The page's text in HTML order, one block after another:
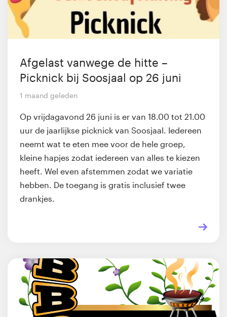
Afgelast vanwege de hitte –
Picknick bij Soosjaal op 26 juni
1 maand geleden
Op vrijdagavond 26 juni is er van 18.00 tot 21.00
uur de jaarlijkse picknick van Soosjaal. Iedereen
neemt wat te eten mee voor de hele groep,
kleine hapjes zodat iedereen van alles te kiezen
heeft. Wel even afstemmen zodat we variatie
hebben. De toegang is gratis inclusief twee
drankjes.